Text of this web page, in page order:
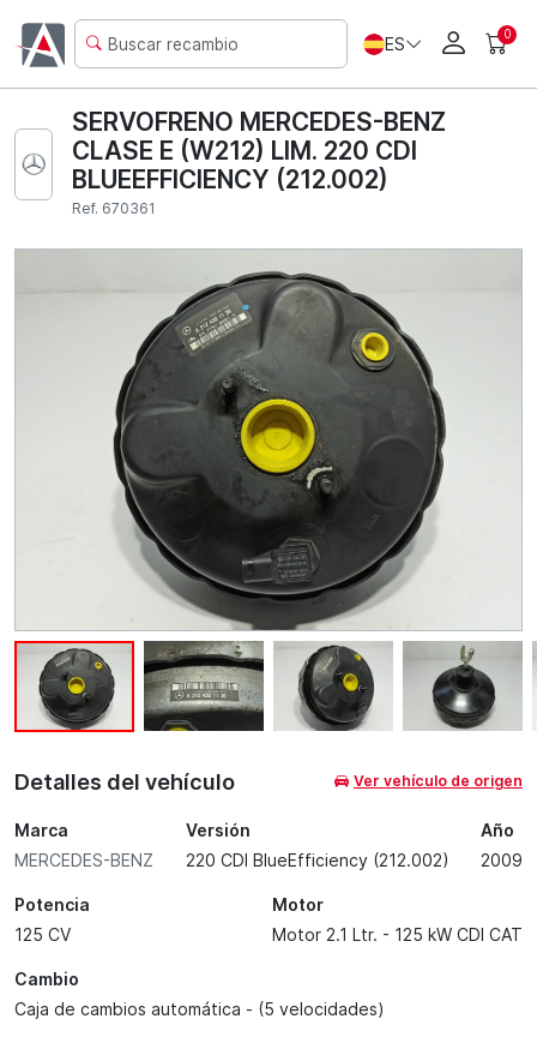
ES 0
SERVOFRENO MERCEDES-BENZ
CLASE E (W212) LIM. 220 CDI
BLUEEFFICIENCY (212.002)
Ref. 670361
Detalles del vehículo Ver vehículo de origen
Marca
MERCEDES-BENZ
Versión
220 CDI BlueEfficiency (212.002)
Año
2009
Potencia
125 CV
Motor
Motor 2.1 Ltr. - 125 kW CDI CAT
Cambio
Caja de cambios automática - (5 velocidades)